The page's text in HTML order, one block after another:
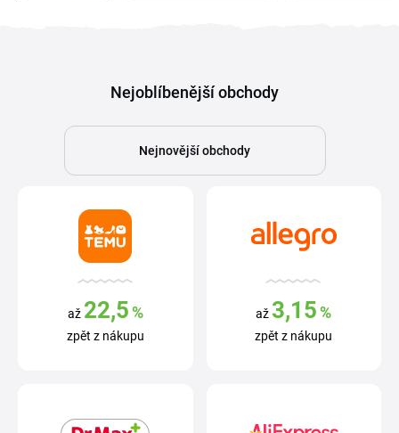
Nejoblíbenější obchody
Nejnovější obchody
až 22,5%
zpět z nákupu
až 3,15 %
zpět z nákupu